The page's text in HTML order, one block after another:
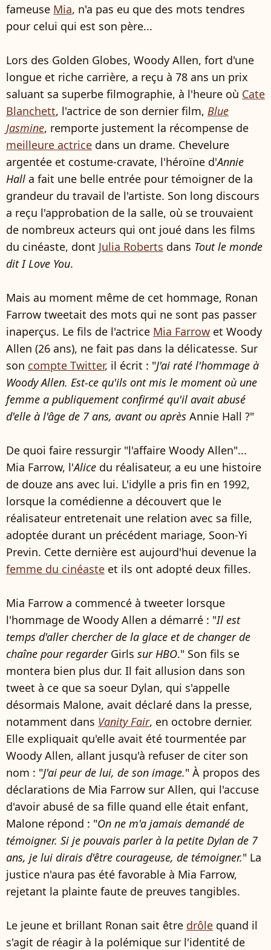
fameuse Mia, n'a pas eu que des mots tendres
pour celui qui est son père...
Lors des Golden Globes, Woody Allen, fort d'une
longue et riche carrière, a reçu à 78 ans un prix
saluant sa superbe filmographie, à l'heure où Cate
Blanchett, l'actrice de son dernier film, Blue
Jasmine, remporte justement la récompense de
meilleure actrice dans un drame. Chevelure
argentée et costume-cravate, l'héroïne d'Annie
Hall a fait une belle entrée pour témoigner de la
grandeur du travail de l'artiste. Son long discours
a reçu l'approbation de la salle, où se trouvaient
de nombreux acteurs qui ont joué dans les films
du cinéaste, dont Julia Roberts dans Tout le monde
dit I Love You.
Mais au moment même de cet hommage, Ronan
Farrow tweetait des mots qui ne sont pas passer
inaperçus. Le fils de l'actrice Mia Farrow et Woody
Allen (26 ans), ne fait pas dans la délicatesse. Sur
son compte Twitter, il écrit : "J'ai raté l'hommage à
Woody Allen. Est-ce qu'ils ont mis le moment où une
femme a publiquement confirmé qu'il avait abusé
d'elle à l'âge de 7 ans, avant ou après Annie Hall ?"
De quoi faire ressurgir "l'affaire Woody Allen"...
Mia Farrow, l'Alice du réalisateur, a eu une histoire
de douze ans avec lui. L'idylle a pris fin en 1992,
lorsque la comédienne a découvert que le
réalisateur entretenait une relation avec sa fille,
adoptée durant un précédent mariage, Soon-Yi
Previn. Cette dernière est aujourd'hui devenue la
femme du cinéaste et ils ont adopté deux filles.
Mia Farrow a commencé à tweeter lorsque
l'hommage de Woody Allen a démarré : "Il est
temps d'aller chercher de la glace et de changer de
chaîne pour regarder Girls sur HBO." Son fils se
montera bien plus dur. Il fait allusion dans son
tweet à ce que sa soeur Dylan, qui s'appelle
désormais Malone, avait déclaré dans la presse,
notamment dans Vanity Fair, en octobre dernier.
Elle expliquait qu'elle avait été tourmentée par
Woody Allen, allant jusqu'à refuser de citer son
nom : "J'ai peur de lui, de son image." À propos des
déclarations de Mia Farrow sur Allen, qui l'accuse
d'avoir abusé de sa fille quand elle était enfant,
Malone répond : "On ne m'a jamais demandé de
témoigner. Si je pouvais parler à la petite Dylan de 7
ans, je lui dirais d'être courageuse, de témoigner." La
justice n'aura pas été favorable à Mia Farrow,
rejetant la plainte faute de preuves tangibles.
Le jeune et brillant Ronan sait être drôle quand il
s'agit de réagir à la polémique sur l'identité de